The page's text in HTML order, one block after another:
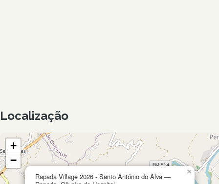
Localização
Rapada Village 2026 - Santo António do Alva —
×
+
−